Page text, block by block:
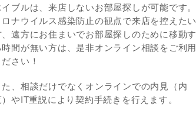
イブルは、来店しないお部屋探しが可能です。
ロナウイルス感染防止の観点で来店を控えたい
、遠方にお住まいでお部屋探しのために移動す
時間が無い方は、是非オンライン相談をご利用
ださい！
た、相談だけでなくオンラインでの内見（内
）やIT重説により契約手続きを行えます。